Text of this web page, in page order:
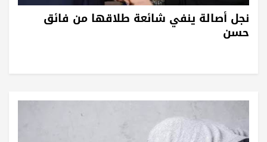
نجل أصالة ينفي شائعة طلاقها من فائق
حسن